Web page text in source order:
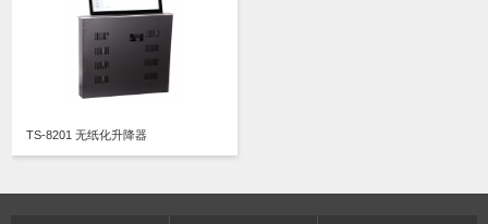
TS-8201 无纸化升降器